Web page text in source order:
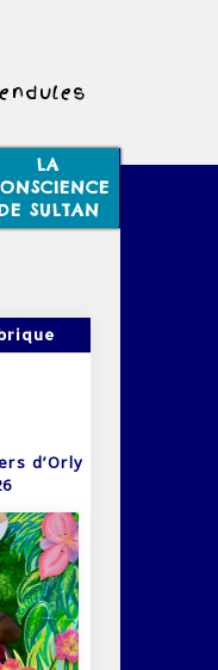
LA
SULTAN
d’Orly